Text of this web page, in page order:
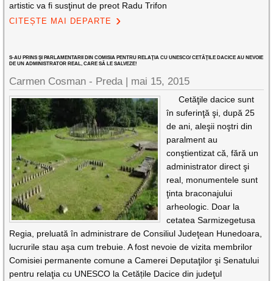
artistic va fi susţinut de preot Radu Trifon
CITEȘTE MAI DEPARTE
S-AU PRINS ŞI PARLAMENTARII DIN COMISIA PENTRU RELAŢIA CU UNESCO/ CETĂŢILE DACICE AU NEVOIE
DE UN ADMINISTRATOR REAL, CARE SĂ LE SALVEZE!
Carmen Cosman - Preda | mai 15, 2015
Cetăţile dacice sunt
în suferinţă şi, după 25
de ani, aleşii noştri din
paralment au
conştientizat că, fără un
administrator direct şi
real, monumentele sunt
ţinta braconajului
arheologic. Doar la
cetatea Sarmizegetusa
Regia, preluată în administrare de Consiliul Judeţean Hunedoara,
lucrurile stau aşa cum trebuie. A fost nevoie de vizita membrilor
Comisiei permanente comune a Camerei Deputaţilor şi Senatului
pentru relaţia cu UNESCO la Cetățile Dacice din judeţul